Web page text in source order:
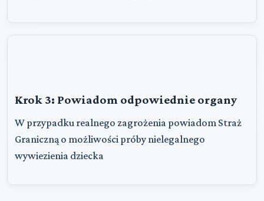
Krok 3: Powiadom odpowiednie organy
W przypadku realnego zagrożenia powiadom Straż
Graniczną o możliwości próby nielegalnego
wywiezienia dziecka